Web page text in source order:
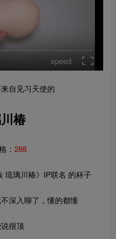
speed
自见习天使的
椿
： 288
璃川椿》IP联名 的杯子
深入聊了，懂的都懂
很顶